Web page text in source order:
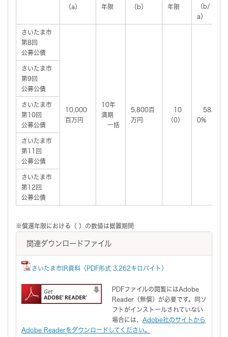
（b/
a）
（a）
年限
（b）
年限
さいたま市
第8回
公募公債
10,000
百万円
10年
満期
一括
5,800百
万円
10
（0）
58.
0%
さいたま市
第9回
公募公債
さいたま市
第10回
公募公債
さいたま市
第11回
公募公債
さいたま市
第12回
公募公債
※償還年限における（ ）の数値は据置期間
関連ダウンロードファイル
さいたま市IR資料（PDF形式 3,262キロバイト）
PDFファイルの閲覧にはAdobe
Reader（無償）が必要です。同ソ
フトがインストールされていない
場合には、 Adobe社のサイトから
Adobe Readerをダウンロードしてください。